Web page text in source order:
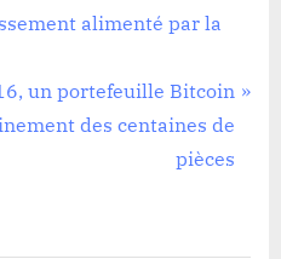
alimenté par la
un portefeuille Bitcoin
des centaines de
pièces